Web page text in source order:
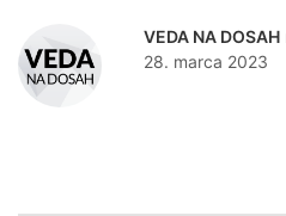
VEDA NA DOSAH
28. marca 2023